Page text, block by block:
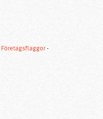
Företagsflaggor-